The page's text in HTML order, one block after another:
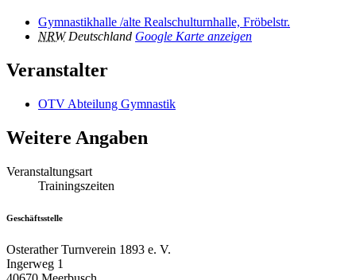
Gymnastikhalle /alte Realschulturnhalle, Fröbelstr.
NRW Deutschland Google Karte anzeigen
Veranstalter
OTV Abteilung Gymnastik
Weitere Angaben
Veranstaltungsart
Trainingszeiten
Geschäftsstelle
Osterather Turnverein 1893 e. V.
Ingerweg 1